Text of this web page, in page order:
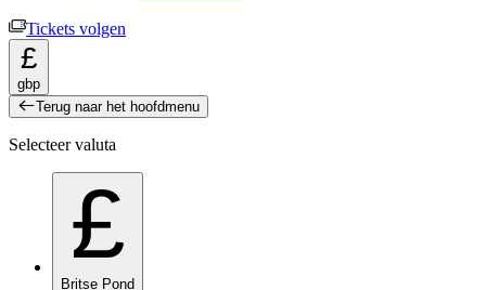
Tickets volgen
£
gbp
Terug naar het hoofdmenu
Selecteer valuta
£
Britse Pond